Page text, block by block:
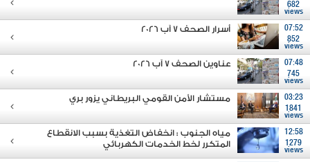
682
views
07:52
852
views
أسرار الصحف 7 آب 2026
07:48
745
views
عناوين الصحف 7 آب 2026
03:23
1841
views
مستشار الأمن القومي البريطاني يزور بري
12:58
1279
views
مياه الجنوب : انخفاض التغذية بسبب الانقطاع
المتكرر لخط الخدمات الكهربائي